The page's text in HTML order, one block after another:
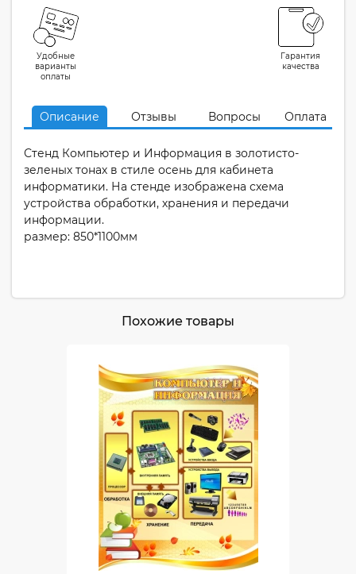
Удобные
варианты
оплаты
Гарантия
качества
Описание Отзывы Вопросы Оплата
Стенд Компьютер и Информация в золотисто-
зеленых тонах в стиле осень для кабинета
информатики. На стенде изображена схема
устройства обработки, хранения и передачи
информации.
размер: 850*1100мм
Похожие товары